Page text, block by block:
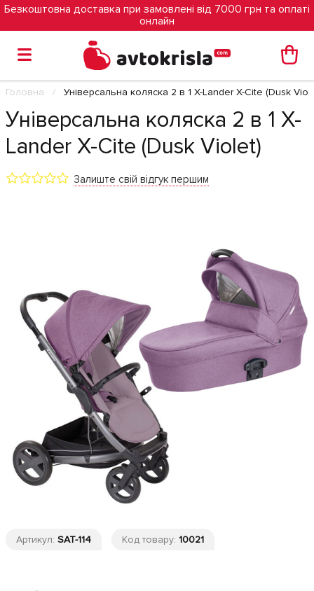
Безкоштовна доставка при замовлені від 7000 грн та оплаті
онлайн
Головна Універсальна коляска 2 в 1 X-Lander X-Cite (Dusk
Універсальна коляска 2 в 1 X-
Lander X-Cite (Dusk Violet)
Залиште свій відгук першим
Артикул: SAT-114 Код товару: 10021